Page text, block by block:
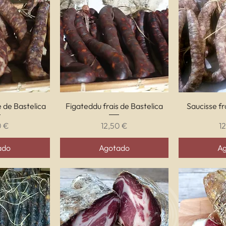
de Bastelica
€
Vista rápida
Figateddu frais de Bastelica
Precio
12,50 €
Agotado
Saucisse